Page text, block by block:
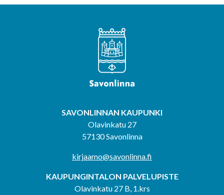
SAVONLINNAN KAUPUNKI
Olavinkatu 27
57130 Savonlinna
kirjaamo@savonlinna.fi
KAUPUNGINTALON PALVELUPISTE
Olavinkatu 27 B, 1.krs